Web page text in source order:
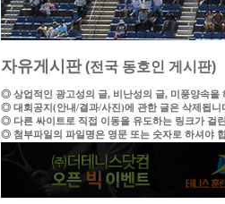
자유게시판(전국 동호인 게시판)
◎ 상업적인 광고성의 글, 비난성의 글, 미풍양속을
◎ 대회공지(안내/결과/사진)에 관한 글은 삭제됩니
◎ 다른 싸이트로 직접 이동을 유도하는 링크가 걸
◎ 첨부파일의 파일명은 영문 또는 숫자로 하셔야